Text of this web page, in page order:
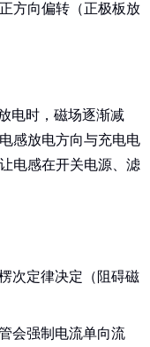
方向偏转（正极板放
电时，磁场逐渐减
电感放电方向与充电电
电感在开关电源、滤
次定律决定（阻碍磁
会强制电流单向流